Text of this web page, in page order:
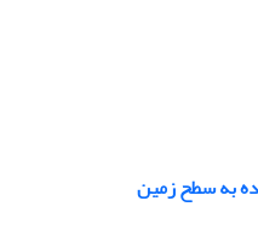
به سطح زمین